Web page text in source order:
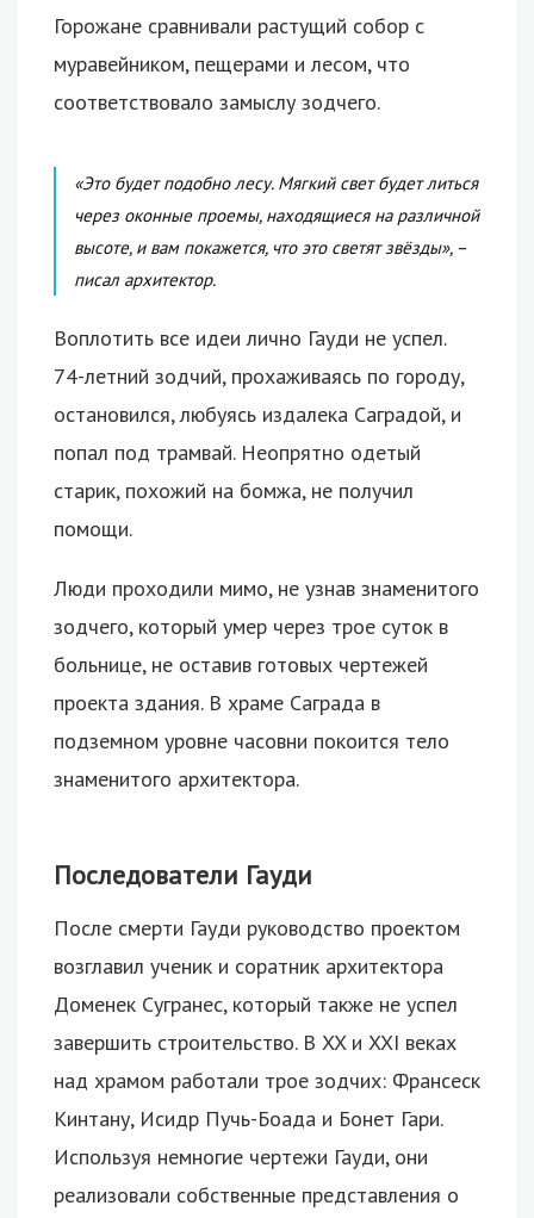
Горожане сравнивали растущий собор с
муравейником, пещерами и лесом, что
соответствовало замыслу зодчего.
«Это будет подобно лесу. Мягкий свет будет литься
через оконные проемы, находящиеся на различной
высоте, и вам покажется, что это светят звёзды», –
писал архитектор.
Воплотить все идеи лично Гауди не успел.
74-летний зодчий, прохаживаясь по городу,
остановился, любуясь издалека Саградой, и
попал под трамвай. Неопрятно одетый
старик, похожий на бомжа, не получил
помощи.
Люди проходили мимо, не узнав знаменитого
зодчего, который умер через трое суток в
больнице, не оставив готовых чертежей
проекта здания. В храме Саграда в
подземном уровне часовни покоится тело
знаменитого архитектора.
Последователи Гауди
После смерти Гауди руководство проектом
возглавил ученик и соратник архитектора
Доменек Сугранес, который также не успел
завершить строительство. В XX и XXI веках
над храмом работали трое зодчих: Франсеск
Кинтану, Исидр Пучь-Боада и Бонет Гари.
Используя немногие чертежи Гауди, они
реализовали собственные представления о